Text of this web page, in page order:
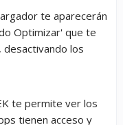
te aparecerán
Optimizar' que te
desactivando los
te permite ver los
tienen acceso y